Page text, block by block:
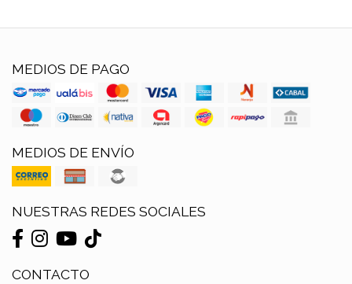
MEDIOS DE PAGO
MEDIOS DE ENVÍO
NUESTRAS REDES SOCIALES
CONTACTO